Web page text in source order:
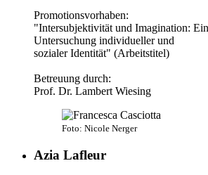
Promotionsvorhaben:
"Intersubjektivität und Imagination:
Untersuchung individueller und
sozialer Identität" (Arbeitstitel)
Betreuung durch:
Prof. Dr. Lambert Wiesing
Foto: Nicole Nerger
Azia Lafleur